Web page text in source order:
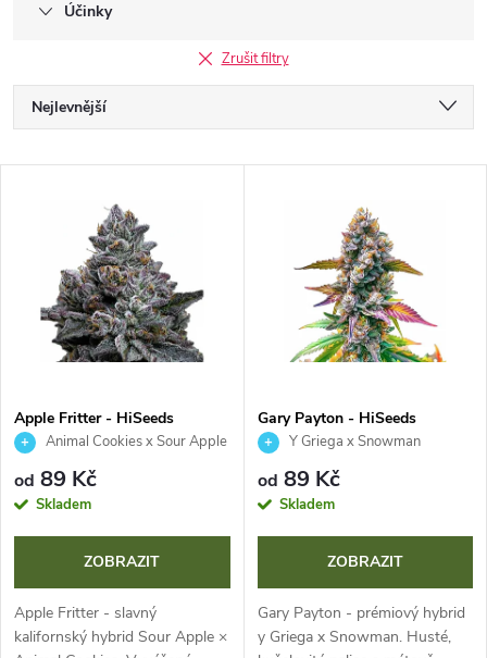
Účinky
Zrušit filtry
Ř
a
p
r
o
d
Nejlevnější
Abecedně
s
p
r
d
Apple Fritter - HiSeeds
Animal Cookies x Sour Apple
od 89 Kč
Skladem
ZOBRAZIT
Apple Fritter - slavný
kalifornský hybrid Sour Apple ×
Gary Payton - HiSeeds
Y Griega x Snowman
od 89 Kč
Skladem
ZOBRAZIT
Gary Payton - prémiový hybrid
y Griega x Snowman. Husté,